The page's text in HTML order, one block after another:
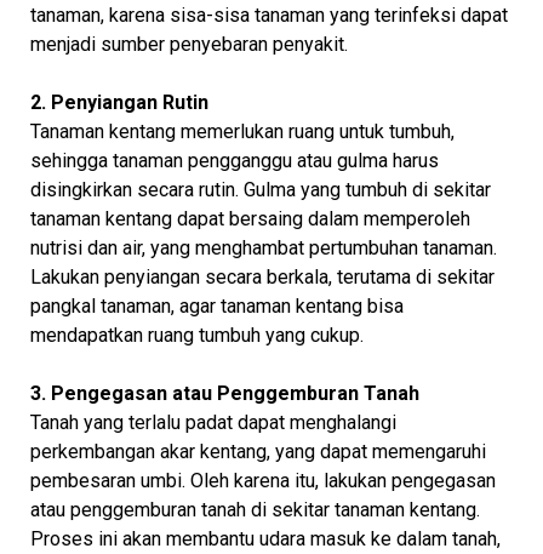
tanaman, karena sisa-sisa tanaman yang terinfeksi dapat
menjadi sumber penyebaran penyakit.
2. Penyiangan Rutin
Tanaman kentang memerlukan ruang untuk tumbuh,
sehingga tanaman pengganggu atau gulma harus
disingkirkan secara rutin. Gulma yang tumbuh di sekitar
tanaman kentang dapat bersaing dalam memperoleh
nutrisi dan air, yang menghambat pertumbuhan tanaman.
Lakukan penyiangan secara berkala, terutama di sekitar
pangkal tanaman, agar tanaman kentang bisa
mendapatkan ruang tumbuh yang cukup.
3. Pengegasan atau Penggemburan Tanah
Tanah yang terlalu padat dapat menghalangi
perkembangan akar kentang, yang dapat memengaruhi
pembesaran umbi. Oleh karena itu, lakukan pengegasan
atau penggemburan tanah di sekitar tanaman kentang.
Proses ini akan membantu udara masuk ke dalam tanah,